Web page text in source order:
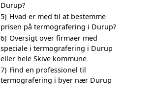
Durup?
5) Hvad er med til at bestemme
prisen på termografering i Durup?
6) Oversigt over firmaer med
speciale i termografering i Durup
eller hele Skive kommune
7) Find en professionel til
termografering i byer nær Durup